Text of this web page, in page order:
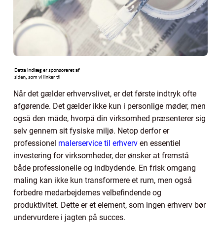
Når det gælder erhvervslivet, er det første indtryk ofte
afgørende. Det gælder ikke kun i personlige møder, men
også den måde, hvorpå din virksomhed præsenterer sig
selv gennem sit fysiske miljø. Netop derfor er
professionel malerservice til erhverv en essentiel
investering for virksomheder, der ønsker at fremstå
både professionelle og indbydende. En frisk omgang
maling kan ikke kun transformere et rum, men også
forbedre medarbejdernes velbefindende og
produktivitet. Dette er et element, som ingen erhverv bør
undervurdere i jagten på succes.